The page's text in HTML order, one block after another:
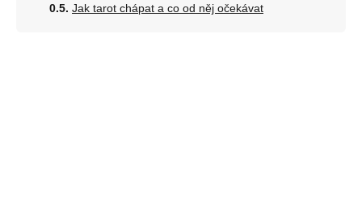
Jak tarot chápat a co od něj očekávat